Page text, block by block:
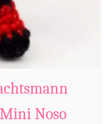
m
i
B
i
e
r
Noso